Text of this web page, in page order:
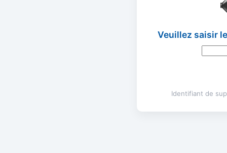
Veuillez saisir
Identifiant de